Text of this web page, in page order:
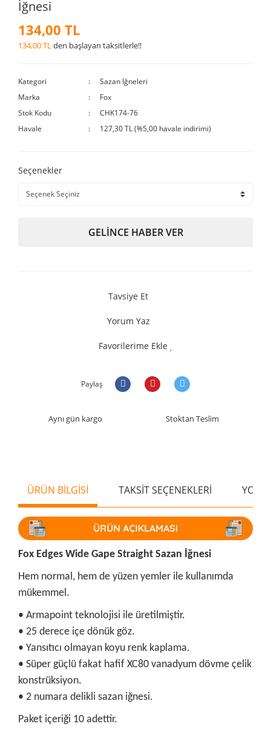
İğnesi
134,00 TL
134,00 TLden başlayan taksitlerle!!
Kategori
Sazan İğneleri
Marka
Fox
Stok Kodu
CHK174-76
Havale
127,30 TL (%5,00 havale indirimi)
Seçenekler
GELİNCE HABER VER
Tavsiye Et
Yorum Yaz
Favorilerime Ekle
Paylaş
Aynı gün kargo Stoktan Teslim
ÜRÜN BİLGİSİ TAKSİT SEÇENEKLERİ
Fox Edges Wide Gape Straight Sazan İğnesi
Hem normal, hem de yüzen yemler ile kullanımda
mükemmel.
• Armapoint teknolojisi ile üretilmiştir.
• 25 derece içe dönük göz.
• Yansıtıcı olmayan koyu renk kaplama.
• Süper güçlü fakat hafif XC80 vanadyum dövme çelik
konstrüksiyon.
• 2 numara delikli sazan iğnesi.
Paket içeriği 10 adettir.